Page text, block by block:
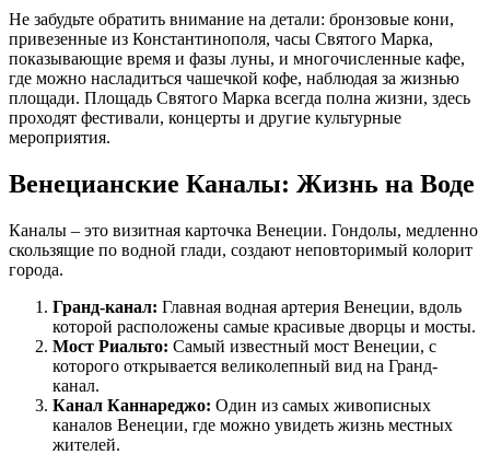
Не забудьте обратить внимание на детали: бронзовые кони,
привезенные из Константинополя, часы Святого Марка,
показывающие время и фазы луны, и многочисленные кафе,
где можно насладиться чашечкой кофе, наблюдая за жизнью
площади. Площадь Святого Марка всегда полна жизни, здесь
проходят фестивали, концерты и другие культурные
мероприятия.
Венецианские Каналы: Жизнь на Воде
Каналы – это визитная карточка Венеции. Гондолы, медленно
скользящие по водной глади, создают неповторимый колорит
города.
Гранд-канал: Главная водная артерия Венеции, вдоль
которой расположены самые красивые дворцы и мосты.
Мост Риальто: Самый известный мост Венеции, с
которого открывается великолепный вид на Гранд-
канал.
Канал Каннареджо: Один из самых живописных
каналов Венеции, где можно увидеть жизнь местных
жителей.